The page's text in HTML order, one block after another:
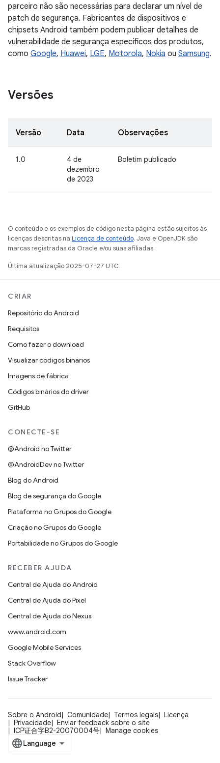
parceiro não são necessárias para declarar um nível de
patch de segurança. Fabricantes de dispositivos e
chipsets Android também podem publicar detalhes de
vulnerabilidade de segurança específicos dos produtos,
como Google, Huawei, LGE, Motorola, Nokia ou Samsung.
Versões
Versão Data Observações
1.0
4 de
dezembro
de 2023
Boletim publicado
O conteúdo e os exemplos de código nesta página estão sujeitos às
licenças descritas na Licença de conteúdo. Java e OpenJDK são
marcas registradas da Oracle e/ou suas afiliadas.
Última atualização 2025-07-27 UTC.
CRIAR
Repositório do Android
Requisitos
Como fazer o download
Visualizar códigos binários
Imagens de fábrica
Códigos binários do driver
GitHub
CONECTE-SE
@Android no Twitter
@AndroidDev no Twitter
Blog do Android
Blog de segurança do Google
Plataforma no Grupos do Google
Criação no Grupos do Google
Portabilidade no Grupos do Google
RECEBER AJUDA
Central de Ajuda do Android
Central de Ajuda do Pixel
Central de Ajuda do Nexus
www.android.com
Google Mobile Services
Stack Overflow
Issue Tracker
Sobre o Android Comunidade Termos legais
Licença
Privacidade
Enviar feedback sobre o site
ICP证合字B2-20070004号
Manage cookies